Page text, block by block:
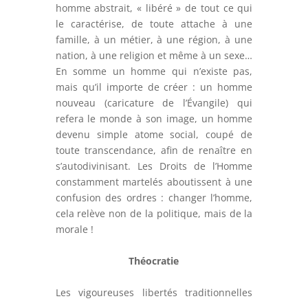
homme abstrait, « libéré » de tout ce qui
le caractérise, de toute attache à une
famille, à un métier, à une région, à une
nation, à une religion et même à un sexe…
En somme un homme qui n’existe pas,
mais qu’il importe de créer : un homme
nouveau (caricature de l’Évangile) qui
refera le monde à son image, un homme
devenu simple atome social, coupé de
toute transcendance, afin de renaître en
s’autodivinisant. Les Droits de l’Homme
constamment martelés aboutissent à une
confusion des ordres : changer l’homme,
cela relève non de la politique, mais de la
morale !
Théocratie
Les vigoureuses libertés traditionnelles